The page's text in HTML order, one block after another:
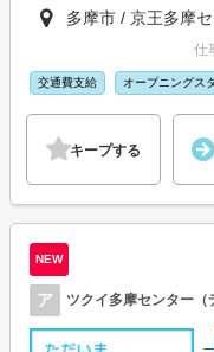
多摩市 / 京王多摩
仕
交通費支給 オープニングス
キープする
NEW
ア ツクイ多摩センター（